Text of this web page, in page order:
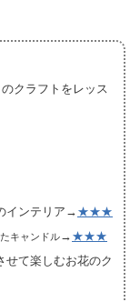
クラフトをレッス
インテリア→ ★★★
キャンドル→ ★★★
せて楽しむお花のク